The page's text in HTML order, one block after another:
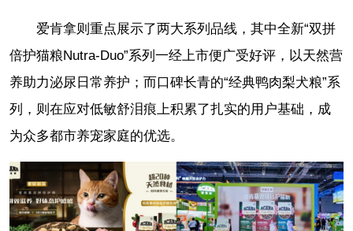
爱肯拿则重点展示了两大系列品线，其中全新“双拼
倍护猫粮Nutra-Duo”系列一经上市便广受好评，以天然营
养助力泌尿日常养护；而口碑长青的“经典鸭肉梨犬粮”系
列，则在应对低敏舒泪痕上积累了扎实的用户基础，成
为众多都市养宠家庭的优选。